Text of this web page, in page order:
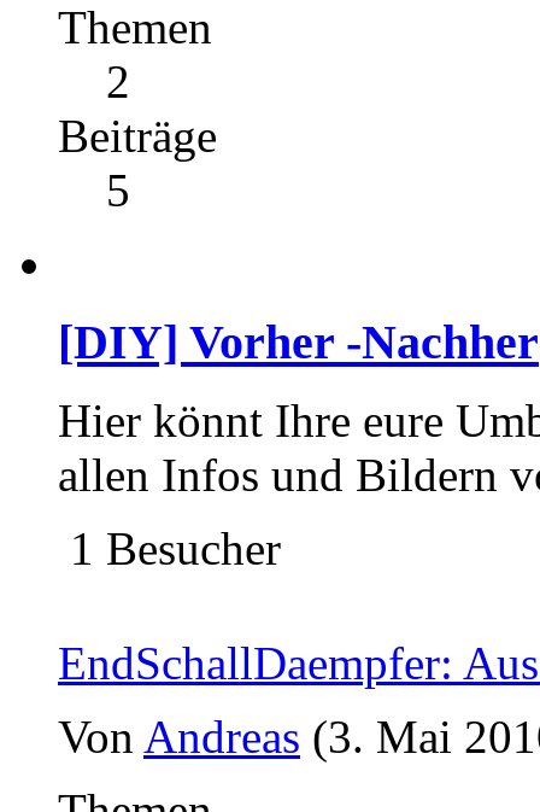
Themen
2
Beiträge
5
[DIY] Vorher -Nachher
Hier könnt Ihre eure
allen Infos und Bildern
1 Besucher
EndSchallDaempfer:
Von Andreas (3. Mai